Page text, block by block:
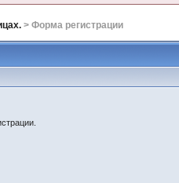
> Форма регистрации